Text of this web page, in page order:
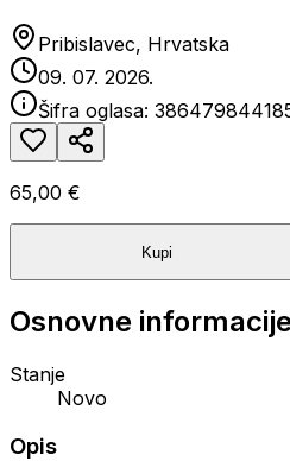
Pribislavec, Hrvatska
09. 07. 2026.
Šifra oglasa:
65,00 €
Kupi
Osnovne informacije
Stanje
Novo
Opis